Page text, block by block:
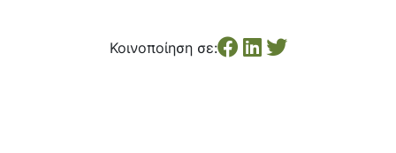
Κοινοποίηση σε: